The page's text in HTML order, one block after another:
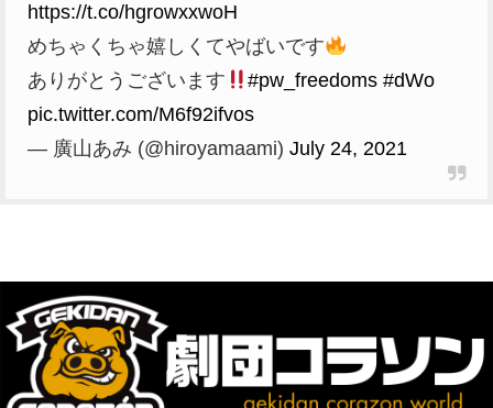
https://t.co/hgrowxxwoH
めちゃくちゃ嬉しくてやばいです
ありがとうございます
#pw_freedoms #dWo
pic.twitter.com/M6f92ifvos
— 廣山あみ (@hiroyamaami) July 24, 2021